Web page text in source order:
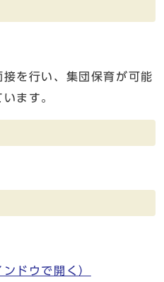
を行い、集団保育が可能
ます。
ンドウで開く）